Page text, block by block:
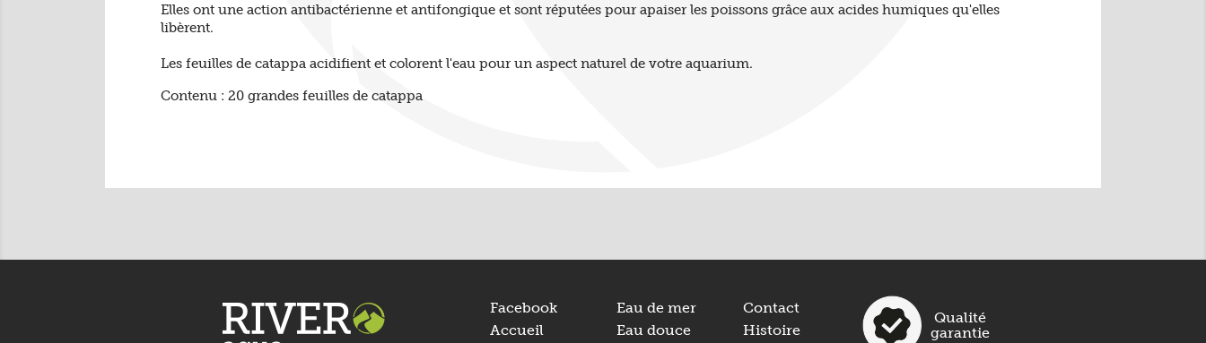
Elles ont une action antibactérienne et antifongique et sont réputées pour apaiser les poissons grâce aux acides humiques qu'elles
libèrent.
Les feuilles de catappa acidifient et colorent l'eau pour un aspect naturel de votre aquarium.
Contenu : 20 grandes feuilles de catappa
Facebook
Accueil
Eau de mer
Eau douce
Contact
Histoire
Qualité
garantie